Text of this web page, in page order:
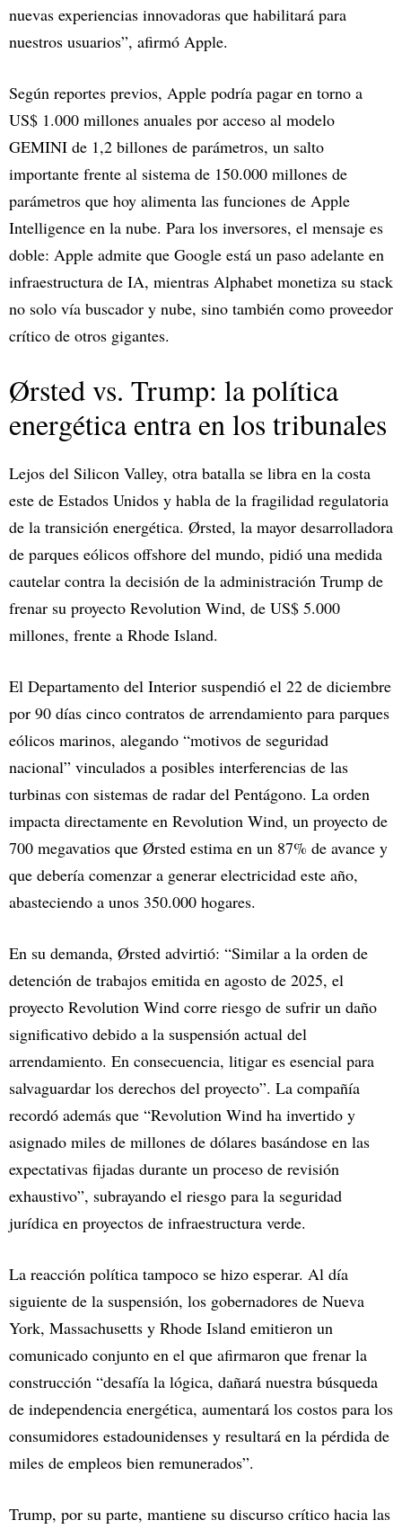
nuevas experiencias innovadoras que habilitará para
nuestros usuarios”, afirmó Apple.​
Según reportes previos, Apple podría pagar en torno a
US$ 1.000 millones anuales por acceso al modelo
GEMINI de 1,2 billones de parámetros, un salto
importante frente al sistema de 150.000 millones de
parámetros que hoy alimenta las funciones de Apple
Intelligence en la nube. Para los inversores, el mensaje es
doble: Apple admite que Google está un paso adelante en
infraestructura de IA, mientras Alphabet monetiza su stack
no solo vía buscador y nube, sino también como proveedor
crítico de otros gigantes.​
Ørsted vs. Trump: la política
energética entra en los tribunales
Lejos del Silicon Valley, otra batalla se libra en la costa
este de Estados Unidos y habla de la fragilidad regulatoria
de la transición energética. Ørsted, la mayor desarrolladora
de parques eólicos offshore del mundo, pidió una medida
cautelar contra la decisión de la administración Trump de
frenar su proyecto Revolution Wind, de US$ 5.000
millones, frente a Rhode Island.​
El Departamento del Interior suspendió el 22 de diciembre
por 90 días cinco contratos de arrendamiento para parques
eólicos marinos, alegando “motivos de seguridad
nacional” vinculados a posibles interferencias de las
turbinas con sistemas de radar del Pentágono. La orden
impacta directamente en Revolution Wind, un proyecto de
700 megavatios que Ørsted estima en un 87% de avance y
que debería comenzar a generar electricidad este año,
abasteciendo a unos 350.000 hogares.​
En su demanda, Ørsted advirtió: “Similar a la orden de
detención de trabajos emitida en agosto de 2025, el
proyecto Revolution Wind corre riesgo de sufrir un daño
significativo debido a la suspensión actual del
arrendamiento. En consecuencia, litigar es esencial para
salvaguardar los derechos del proyecto”. La compañía
recordó además que “Revolution Wind ha invertido y
asignado miles de millones de dólares basándose en las
expectativas fijadas durante un proceso de revisión
exhaustivo”, subrayando el riesgo para la seguridad
jurídica en proyectos de infraestructura verde.​
La reacción política tampoco se hizo esperar. Al día
siguiente de la suspensión, los gobernadores de Nueva
York, Massachusetts y Rhode Island emitieron un
comunicado conjunto en el que afirmaron que frenar la
construcción “desafía la lógica, dañará nuestra búsqueda
de independencia energética, aumentará los costos para los
consumidores estadounidenses y resultará en la pérdida de
miles de empleos bien remunerados”.​
Trump, por su parte, mantiene su discurso crítico hacia las